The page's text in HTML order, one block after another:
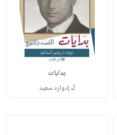
بدايات
لـإدوارد سعيد